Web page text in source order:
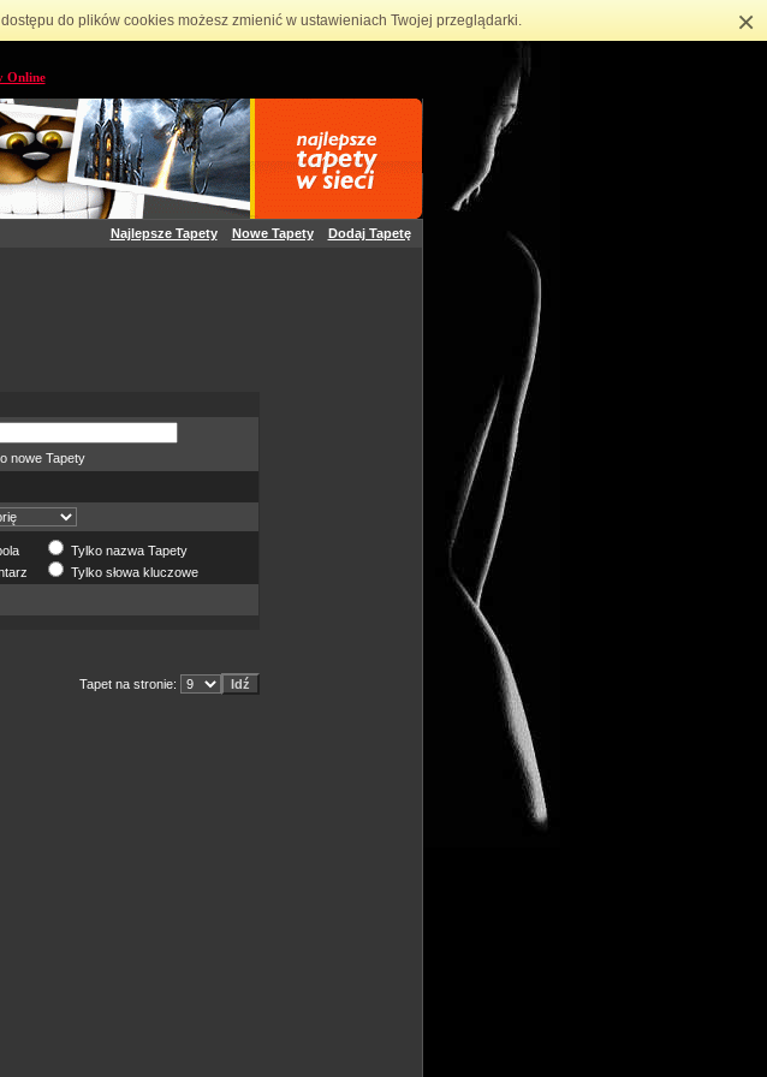
do plików cookies możesz zmienić w ustawieniach Twojej przeglądarki. ×
Online
Najlepsze Tapety Nowe Tapety
Dodaj Tapetę
nowe Tapety
Tylko nazwa Tapety
Tylko słowa kluczowe
Tapet na stronie: